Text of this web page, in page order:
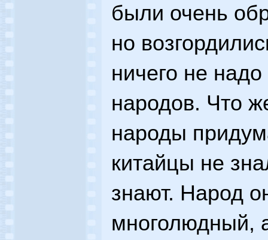
были очень
но
ничего не
народов. Что
народы
китайцы не
знают. Народ
многолюдный,